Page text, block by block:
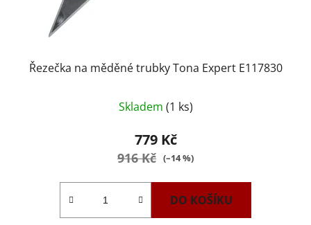
Řezečka na měděné trubky Tona Expert E117830
Skladem (1 ks)
779 Kč
916 Kč (–14 %)
DO KOŠÍKU